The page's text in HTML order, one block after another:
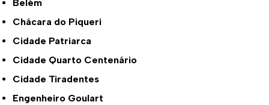
Belém
Chácara do Piqueri
Cidade Patriarca
Cidade Quarto Centenário
Cidade Tiradentes
Engenheiro Goulart